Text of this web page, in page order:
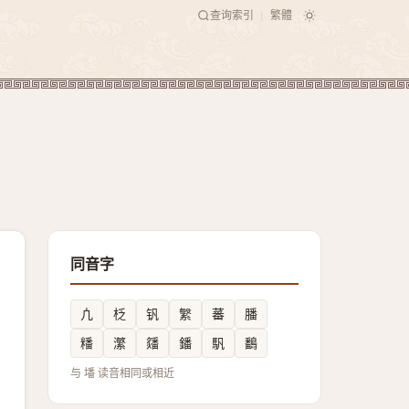
查询索引 繁體
同音字
凣 柉 钒 䌓 蕃
膰
䊩
瀿 㸋 鐇 䭵 鷭
与 墦 读音相同或相近